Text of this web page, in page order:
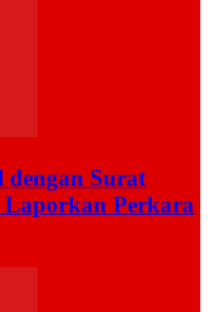
Surat
Laporkan Perkara